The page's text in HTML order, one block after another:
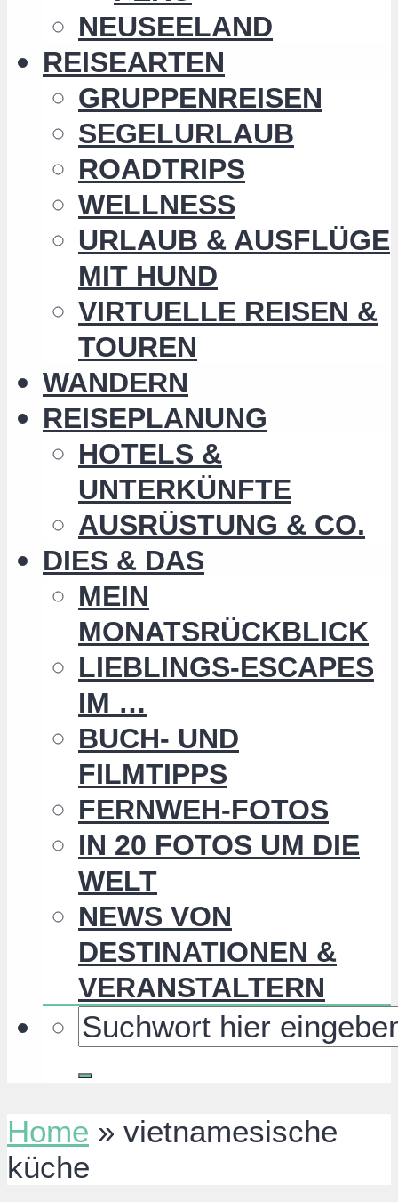
NEUSEELAND
REISEARTEN
GRUPPENREISEN
SEGELURLAUB
ROADTRIPS
WELLNESS
URLAUB & AUSFLÜGE
MIT HUND
VIRTUELLE REISEN &
TOUREN
WANDERN
REISEPLANUNG
HOTELS &
UNTERKÜNFTE
AUSRÜSTUNG & CO.
DIES & DAS
MEIN
MONATSRÜCKBLICK
LIEBLINGS-ESCAPES
IM …
BUCH- UND
FILMTIPPS
FERNWEH-FOTOS
IN 20 FOTOS UM DIE
WELT
NEWS VON
DESTINATIONEN &
VERANSTALTERN
Home » vietnamesische
küche